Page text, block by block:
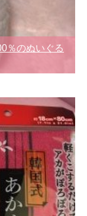
％のぬいぐる